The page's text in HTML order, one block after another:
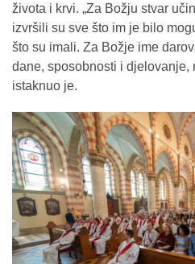
života i krvi. „Za Božju stvar
izvršili su sve što im je bilo
što su imali. Za Božje ime
dane, sposobnosti i djelovanje,
istaknuo je.